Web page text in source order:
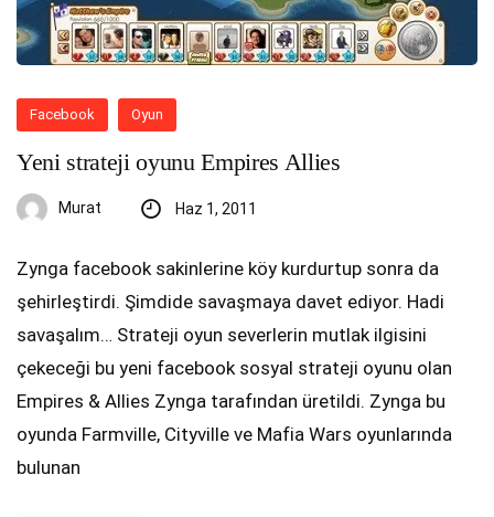
Facebook Oyun
Yeni strateji oyunu Empires Allies
Murat Haz 1, 2011
Zynga facebook sakinlerine köy kurdurtup sonra da
şehirleştirdi. Şimdide savaşmaya davet ediyor. Hadi
savaşalım… Strateji oyun severlerin mutlak ilgisini
çekeceği bu yeni facebook sosyal strateji oyunu olan
Empires & Allies Zynga tarafından üretildi. Zynga bu
oyunda Farmville, Cityville ve Mafia Wars oyunlarında
bulunan